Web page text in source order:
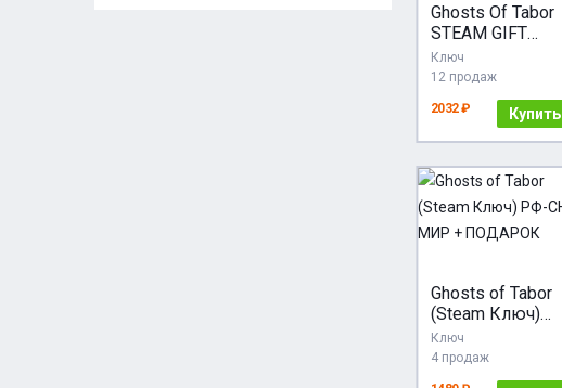
Ghosts Of Tabor
STEAM GIFT
AUTO RU+МИР
Ключ
12 продаж
2032 ₽ Купить
Ghosts of Tabor
(Steam Ключ)
РФ-СНГ-МИР +
ПОДАРОК
Ключ
4 продаж